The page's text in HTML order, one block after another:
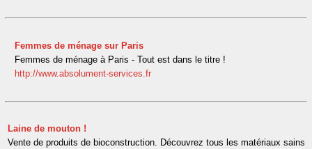
Femmes de ménage sur Paris
Femmes de ménage à Paris - Tout est dans le titre !
http://www.absolument-services.fr
Laine de mouton !
Vente de produits de bioconstruction. Découvrez tous les matériaux sains